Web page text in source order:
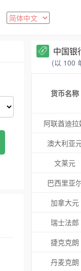
中国银
(以 100
货币名称
阿联酋迪拉
澳大利亚
文莱元
巴西里亚
加拿大元
瑞士法郎
捷克克朗
丹麦克朗